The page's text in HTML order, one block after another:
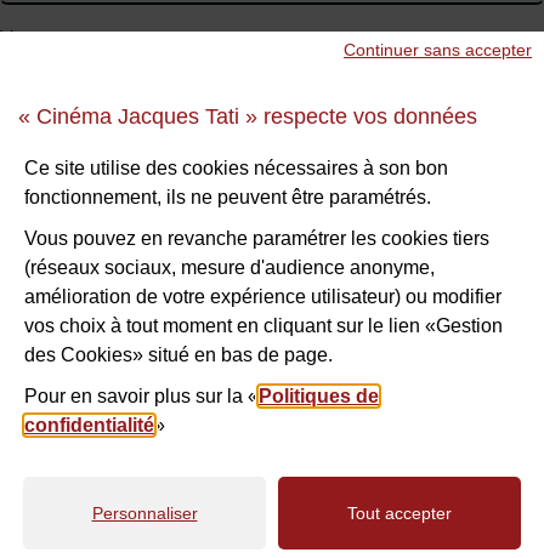
« Cinéma Jacques Tati » respecte vos données
Ce site utilise des cookies nécessaires à son bon
fonctionnement, ils ne peuvent être paramétrés.
Vous pouvez en revanche paramétrer les cookies tiers
(réseaux sociaux, mesure d'audience anonyme,
amélioration de votre expérience utilisateur) ou modifier
vos choix à tout moment en cliquant sur le lien «Gestion
des Cookies» situé en bas de page.
Pour en savoir plus sur la « Politiques de
confidentialité»
Personnaliser
Continuer sans accepter
Tout accepter
Votre message
Sécurité anti-robot*
caractèresde la série.
Z D 3 X 1 C E
C